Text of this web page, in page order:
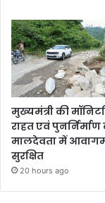
मुख्यमंत्री की
राहत एवं
मालदेवता में
सुरक्षित
20 hours ago